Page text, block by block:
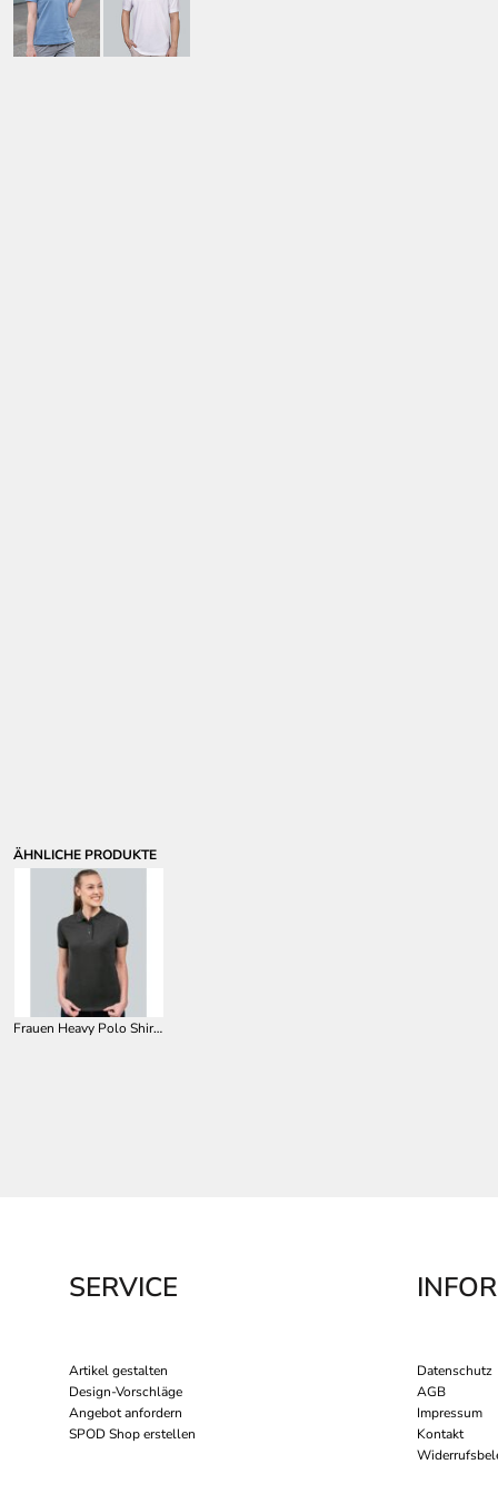
ÄHNLICHE PRODUKTE
Frauen Heavy Polo Shirt HRM403
SERVICE
Artikel gestalten
Design-Vorschläge
Angebot anfordern
SPOD Shop erstellen
Datenschutz
AGB
Impressum
Kontakt